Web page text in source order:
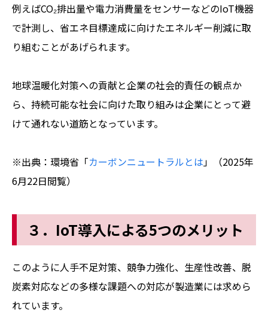
例えばCO₂排出量や電力消費量をセンサーなどのIoT機器
で計測し、省エネ目標達成に向けたエネルギー削減に取
り組むことがあげられます。
地球温暖化対策への貢献と企業の社会的責任の観点か
ら、持続可能な社会に向けた取り組みは企業にとって避
けて通れない道筋となっています。
※出典：環境省「カーボンニュートラルとは 」（2025年
6月22日閲覧）
３．IoT導入による5つのメリット
このように人手不足対策、競争力強化、生産性改善、脱
炭素対応などの多様な課題への対応が製造業には求めら
れています。